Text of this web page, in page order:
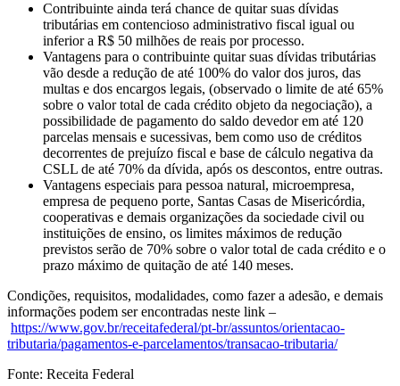
Contribuinte ainda terá chance de quitar suas dívidas
tributárias em contencioso administrativo fiscal igual ou
inferior a R$ 50 milhões de reais por processo.
Vantagens para o contribuinte quitar suas dívidas tributárias
vão desde a redução de até 100% do valor dos juros, das
multas e dos encargos legais, (observado o limite de até 65%
sobre o valor total de cada crédito objeto da negociação), a
possibilidade de pagamento do saldo devedor em até 120
parcelas mensais e sucessivas, bem como uso de créditos
decorrentes de prejuízo fiscal e base de cálculo negativa da
CSLL de até 70% da dívida, após os descontos, entre outras.
Vantagens especiais para pessoa natural, microempresa,
empresa de pequeno porte, Santas Casas de Misericórdia,
cooperativas e demais organizações da sociedade civil ou
instituições de ensino, os limites máximos de redução
previstos serão de 70% sobre o valor total de cada crédito e o
prazo máximo de quitação de até 140 meses.
Condições, requisitos, modalidades, como fazer a adesão, e demais
informações podem ser encontradas neste link –
https://www.gov.br/receitafederal/pt-br/assuntos/orientacao-
tributaria/pagamentos-e-parcelamentos/transacao-tributaria/
Fonte: Receita Federal